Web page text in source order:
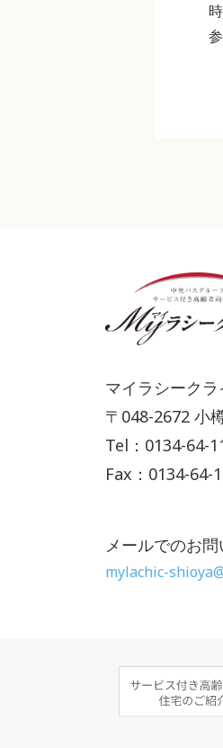
マイラシーク
〒048-2672 小
Tel：0134-64-
Fax：0134-64-
メールでのお
mylachic-